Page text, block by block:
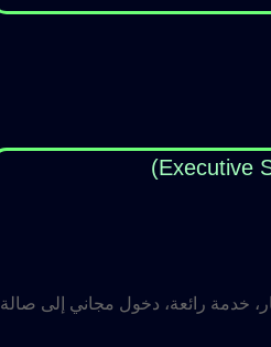
خدمة رائعة، دخول مجاني إلى صالة